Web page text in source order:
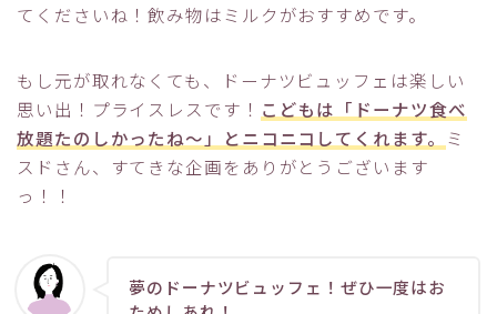
Follow Me
てくださいね！飲み物はミルクがおすすめです。
もし元が取れなくても、ドーナツビュッフェは楽しい
思い出！プライスレスです！ こどもは「ドーナツ食べ
放題たのしかったね～」とニコニコしてくれます。 ミ
スドさん、すてきな企画をありがとうございます
っ！！
夢のドーナツビュッフェ！ぜひ一度はお